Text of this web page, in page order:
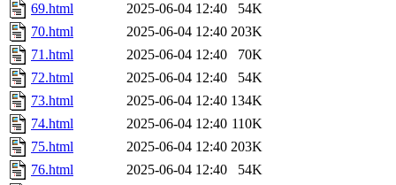
69.html
2025-06-04 12:40
54K
70.html
2025-06-04 12:40 203K
71.html
2025-06-04 12:40
70K
72.html
2025-06-04 12:40
54K
73.html
2025-06-04 12:40 134K
74.html
2025-06-04 12:40 110K
75.html
2025-06-04 12:40 203K
76.html
2025-06-04 12:40
54K